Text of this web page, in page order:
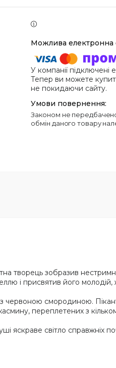
У компанії підключені
Тепер ви можете
не покидаючи сайту.
Законом не передбачено повернення та
обмін даного товару
творець зобразив
і присвятив його молодій,
червоною смородиною.
переплетених з
яскраве світло справжніх